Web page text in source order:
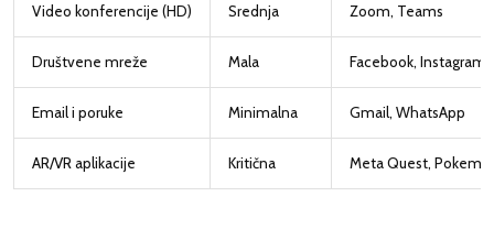
Video konferencije (HD) Srednja Zoom, Teams
Društvene mreže Mala Facebook, Instagram
Email i poruke Minimalna Gmail, WhatsApp
AR/VR aplikacije Kritična Meta Quest,